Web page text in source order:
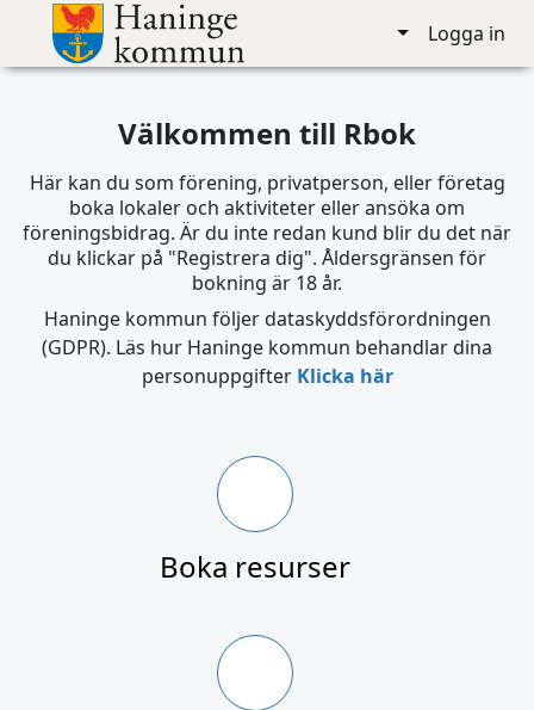
Logga in
Välkommen till Rbok
Här kan du som förening, privatperson, eller företag
boka lokaler och aktiviteter eller ansöka om
föreningsbidrag. Är du inte redan kund blir du det när
du klickar på "Registrera dig". Åldersgränsen för
bokning är 18 år.
Haninge kommun följer dataskyddsförordningen
(GDPR). Läs hur Haninge kommun behandlar dina
personuppgifter Klicka här
Boka resurser